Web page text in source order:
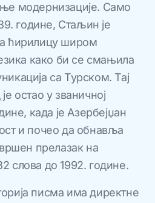
модернизације. Само
године, Стаљин је
ћирилицу широм
како би се смањила
са Турском. Тај
остао у званичној
када је Азербејџан
и почео да обнавља
прелазак на
слова до 1992. године.
писма има директне